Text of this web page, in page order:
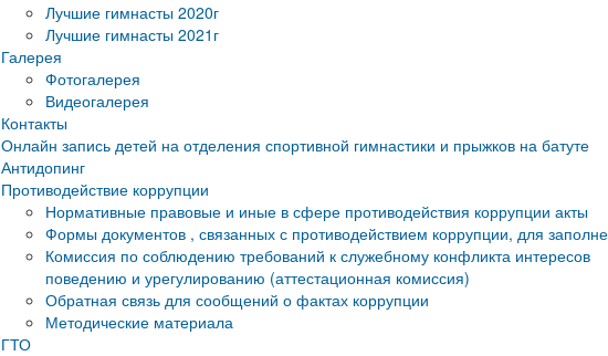
Лучшие гимнасты 2020г
Лучшие гимнасты 2021г
Галерея
Фотогалерея
Видеогалерея
Контакты
Онлайн запись детей на отделения спортивной гимнастики и прыжков на батуте
Антидопинг
Противодействие коррупции
Нормативные правовые и иные в сфере противодействия коррупции акты
Формы документов , связанных с противодействием коррупции, для
Комиссия по соблюдению требований к служебному конфликта интересов
поведению и урегулированию (аттестационная комиссия)
Обратная связь для сообщений о фактах коррупции
Методические материала
ГТО